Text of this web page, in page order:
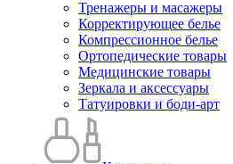
Тренажеры и масажеры
Корректирующее белье
Компрессионное белье
Ортопедические товары
Медицинские товары
Зеркала и аксессуары
Татуировки и боди-арт